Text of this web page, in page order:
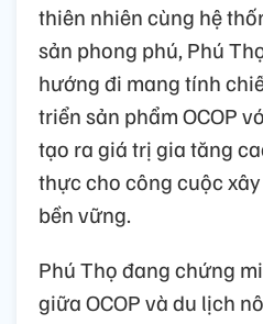
thiên nhiên cùng hệ
sản phong phú, Phú
hướng đi mang tính
triển sản phẩm OCOP
tạo ra giá trị gia tăng
thực cho công cuộc
bền vững.
Phú Thọ đang chứng
giữa OCOP và du lịch